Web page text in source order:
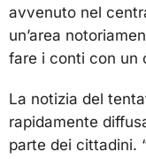
avvenuto nel
un’area
fare i conti con un
La notizia del
rapidamente
parte dei cittadini.